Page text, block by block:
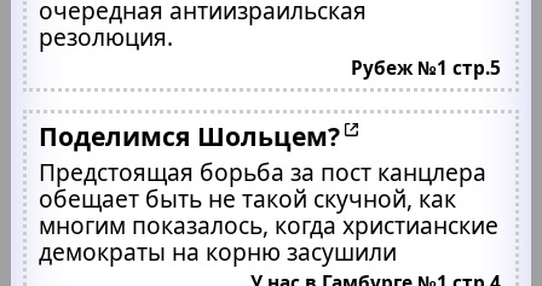
очередная антиизраильская
резолюция.
Рубеж №1 стр.5
Поделимся Шольцем?
Предстоящая борьба за пост канцлера
обещает быть не такой скучной, как
многим показалось, когда христианские
демократы на корню засушили